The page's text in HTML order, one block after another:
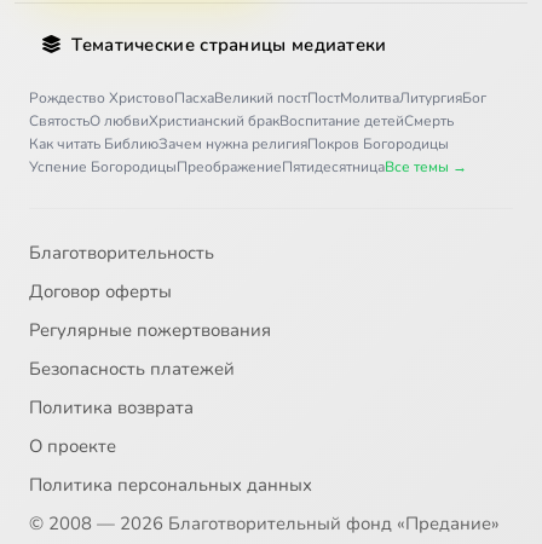
Тематические страницы медиатеки
Рождество ХристовоПасхаВеликий постПостМолитваЛитургияБог
СвятостьО любвиХристианский бракВоспитание детейСмерть
Как читать БиблиюЗачем нужна религияПокров Богородицы
Успение БогородицыПреображениеПятидесятницаВсе темы →
Благотворительность
Договор оферты
Регулярные пожертвования
Безопасность платежей
Политика возврата
О проекте
Политика персональных данных
© 2008 — 2026 Благотворительный фонд «Предание»